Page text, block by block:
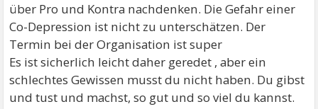
über Pro und Kontra nachdenken. Die Gefahr einer
Co-Depression ist nicht zu unterschätzen. Der
Termin bei der Organisation ist super
Es ist sicherlich leicht daher geredet , aber ein
schlechtes Gewissen musst du nicht haben. Du gibst
und tust und machst, so gut und so viel du kannst.